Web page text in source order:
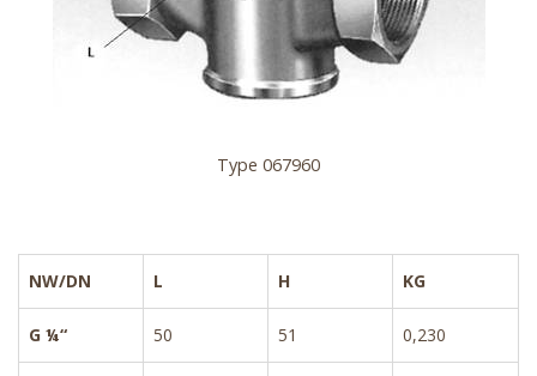
Type 067960
NW/DN L H KG
G ¼“ 50 51 0,230